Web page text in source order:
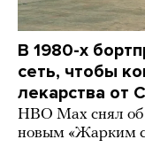
В 1980-х
сеть, чтобы
лекарства от
HBO Max снял
новым «Жарким